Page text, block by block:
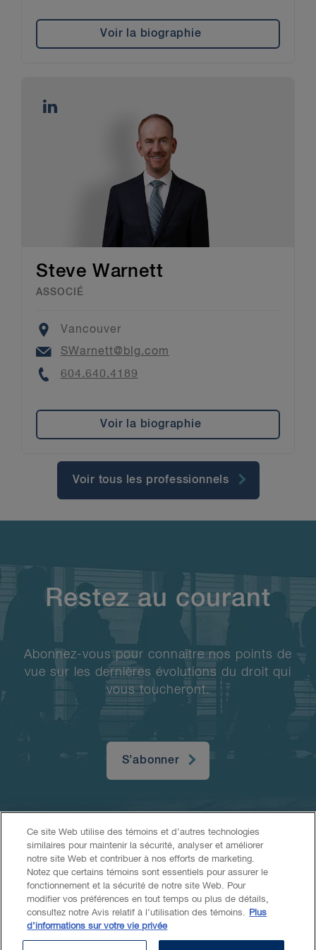
Voir la biographie
Steve Warnett
ASSOCIÉ
Location
Vancouver
Email
SWarnett@blg.com
Phone
604.640.4189
Voir la biographie
Voir tous les professionnels
Restez au courant
Abonnez-vous pour connaître nos points de
vue sur les dernières évolutions du droit qui
vous toucheront.
S’abonner
Accessibilité LCAP Avis juridique
Ce site Web utilise des témoins et d’autres technologies
similaires pour maintenir la sécurité, analyser et améliorer
notre site Web et contribuer à nos efforts de marketing.
Notez que certains témoins sont essentiels pour assurer le
fonctionnement et la sécurité de notre site Web. Pour
modifier vos préférences en tout temps ou plus de détails,
consultez notre Avis relatif à l’utilisation des témoins.
Plus
d’informations sur votre vie privée